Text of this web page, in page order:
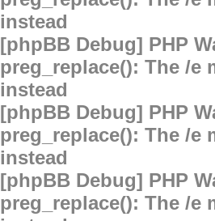
instead
[phpBB Debug] PHP
preg_replace(): The /
instead
[phpBB Debug] PHP
preg_replace(): The /
instead
[phpBB Debug] PHP
preg_replace(): The /